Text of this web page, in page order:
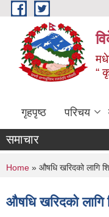
Skip to main content
“
गृहपृष्ठ परिचय
समाचार
You are here
Home » औषधि खरिदको लागि
औषधि खरिदको